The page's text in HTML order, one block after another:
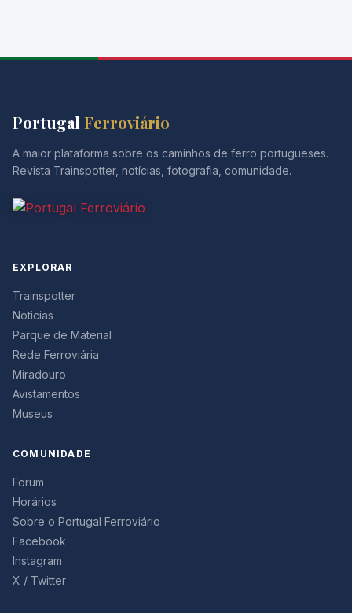
Portugal Ferroviário
A maior plataforma sobre os caminhos de ferro portugueses.
Revista Trainspotter, notícias, fotografia, comunidade.
EXPLORAR
Trainspotter
Noticias
Parque de Material
Rede Ferroviária
Miradouro
Avistamentos
Museus
COMUNIDADE
Forum
Horários
Sobre o Portugal Ferroviário
Facebook
Instagram
X / Twitter